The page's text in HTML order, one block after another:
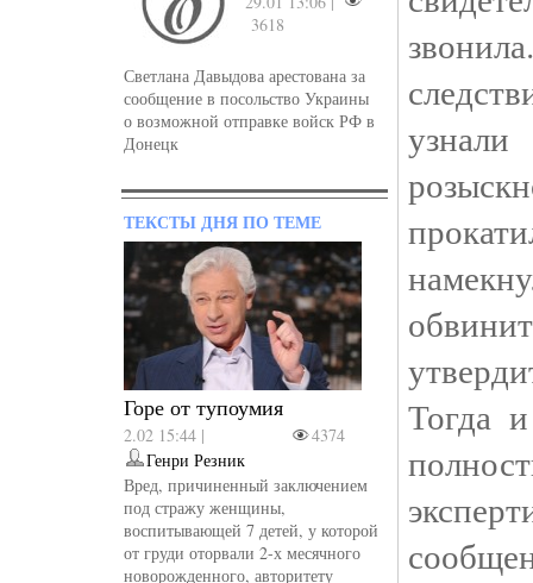
3618
Светлана Давыдова арестована за
сообщение в посольство Украины
о возможной отправке войск РФ в
Донецк
ТЕКСТЫ ДНЯ ПО ТЕМЕ
Горе от тупоумия
2.02 15:44 |
4374
Генри Резник
Вред, причиненный заключением
под стражу женщины,
воспитывающей 7 детей, у которой
от груди оторвали 2-х месячного
новорожденного, авторитету
узнали
Тогда